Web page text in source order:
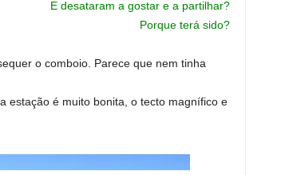
E desataram a gostar e a partilhar?
Porque terá sido?
o comboio. Parece que nem tinha
estação é muito bonita, o tecto magnífico e